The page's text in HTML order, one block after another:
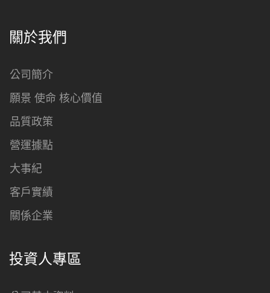
關於我們
公司簡介
願景 使命 核心價值
品質政策
營運據點
大事紀
客戶實績
關係企業
投資人專區